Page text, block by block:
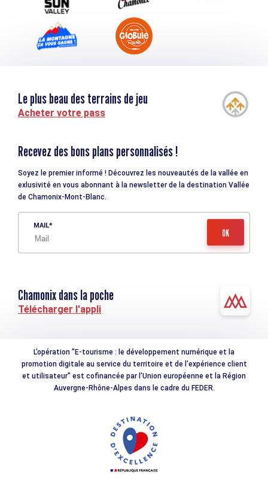
Le plus beau des terrains de jeu
Acheter votre pass
Recevez des bons plans personnalisés !
Soyez le premier informé ! Découvrez les nouveautés de la vallée en
exlusivité en vous abonnant à la newsletter de la destination Vallée
de Chamonix-Mont-Blanc.
MAIL
Chamonix dans la poche
Télécharger l'appli
L'opération "E-tourisme : le développement numérique et la
promotion digitale au service du territoire et de l'expérience client
et utilisateur" est cofinancée par l'Union européenne et la Région
Auvergne-Rhône-Alpes dans le cadre du FEDER.